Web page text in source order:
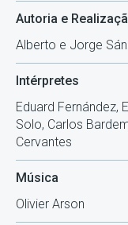
Autoria e
Alberto e Jorge
Intérpretes
Eduard Fernández,
Solo, Carlos
Cervantes
Música
Olivier Arson